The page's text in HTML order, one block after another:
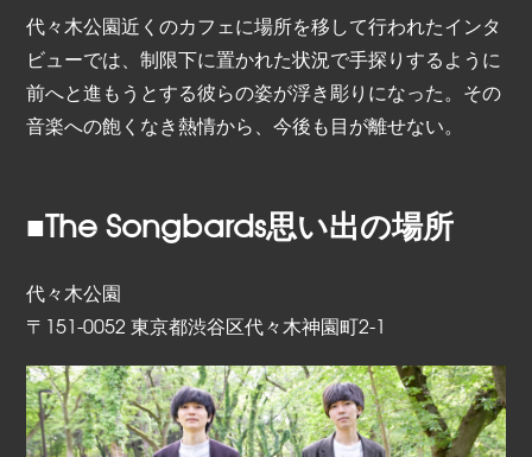
代々木公園近くのカフェに場所を移して行われたインタ
ビューでは、制限下に置かれた状況で手探りするように
前へと進もうとする彼らの姿が浮き彫りになった。その
音楽への飽くなき熱情から、今後も目が離せない。
■The Songbards思い出の場所
代々木公園
〒151-0052 東京都渋谷区代々木神園町2-1